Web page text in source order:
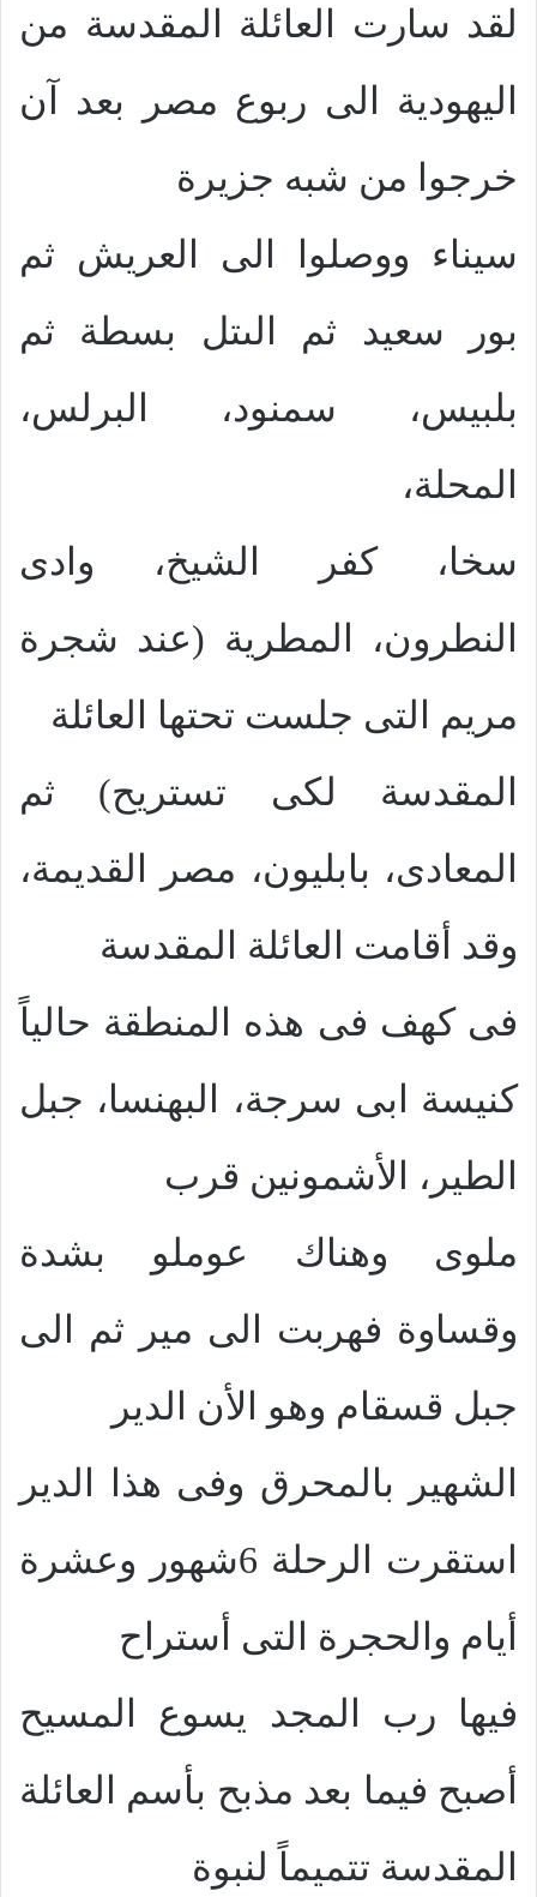
لقد سارت العائلة المقدسة من
اليهودية الى ربوع مصر بعد آن
خرجوا من شبه جزيرة
سيناء ووصلوا الى العريش ثم
بور سعيد ثم الىتل بسطة ثم
بلبيس، سمنود، البرلس،
المحلة،
سخا، كفر الشيخ، وادى
النطرون، المطرية (عند شجرة
مريم التى جلست تحتها العائلة
المقدسة لكى تستريح) ثم
المعادى، بابليون، مصر القديمة،
وقد أقامت العائلة المقدسة
فى كهف فى هذه المنطقة حالياً
كنيسة ابى سرجة، البهنسا، جبل
الطير، الأشمونين قرب
ملوى وهناك عوملو بشدة
وقساوة فهربت الى مير ثم الى
جبل قسقام وهو الأن الدير
الشهير بالمحرق وفى هذا الدير
استقرت الرحلة 6شهور وعشرة
أيام والحجرة التى أستراح
فيها رب المجد يسوع المسيح
أصبح فيما بعد مذبح بأسم العائلة
المقدسة تتميماً لنبوة